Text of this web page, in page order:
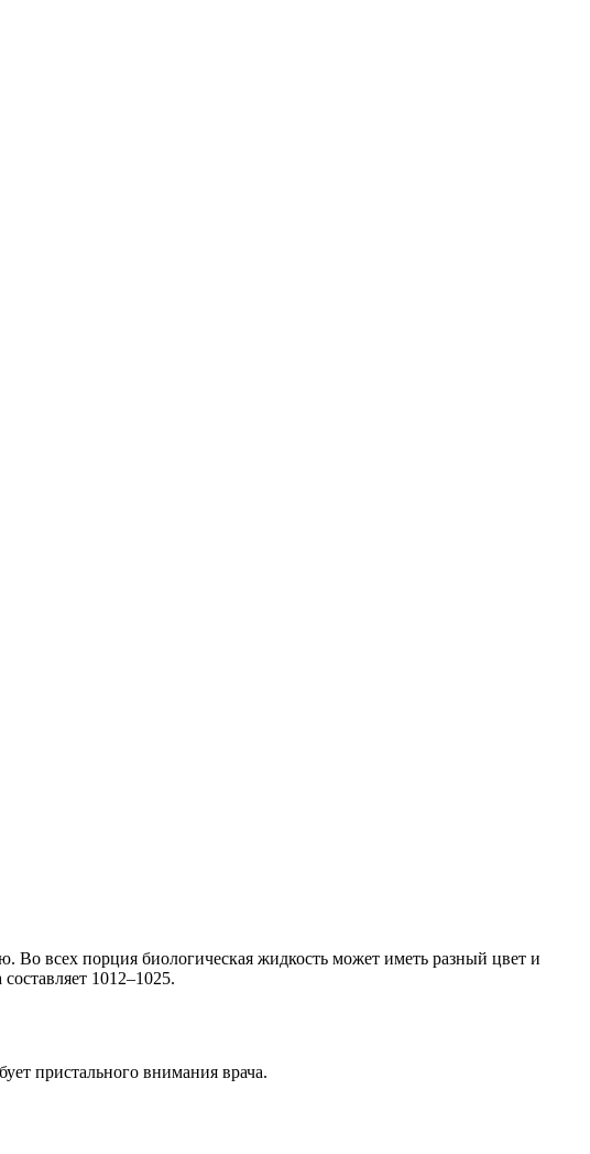
Во всех порция биологическая жидкость может иметь разный цвет и
1012–1025.
пристального внимания врача.